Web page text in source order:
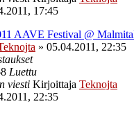
17:45
AAVE Festival @
» 05.04.2011, 22:35
Luettu
viesti Kirjoittaja Teknojta
22:35